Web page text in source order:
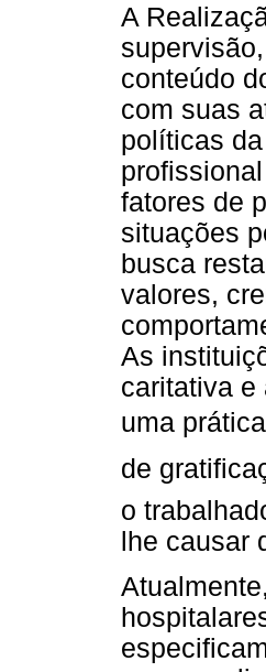
A
conteúdo
com suas
políticas
fatores de
situações
busca
valores,
As
caritativa e
uma
de
o
lhe causar